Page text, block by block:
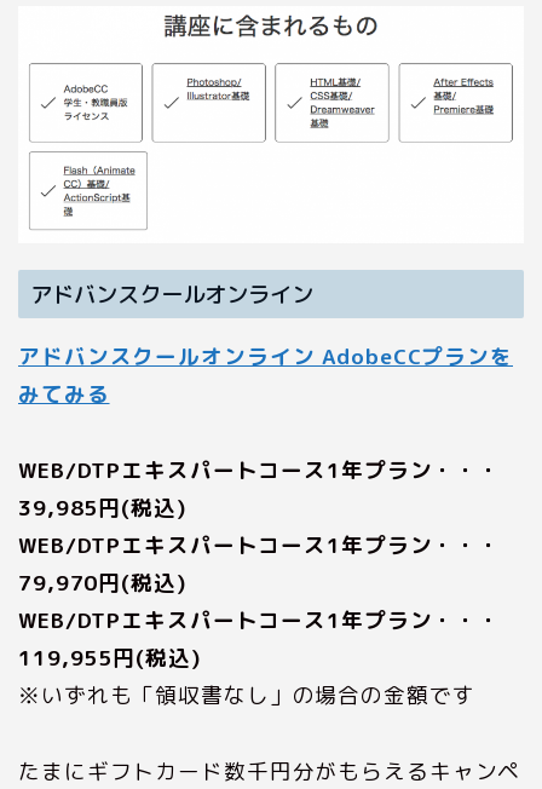
アドバンスクールオンライン
アドバンスクールオンライン AdobeCCプランを
みてみる
WEB/DTPエキスパートコース1年プラン・・・
39,985円(税込)
WEB/DTPエキスパートコース1年プラン・・・
79,970円(税込)
WEB/DTPエキスパートコース1年プラン・・・
119,955円(税込)
※いずれも「領収書なし」の場合の金額です
たまにギフトカード数千円分がもらえるキャンペ